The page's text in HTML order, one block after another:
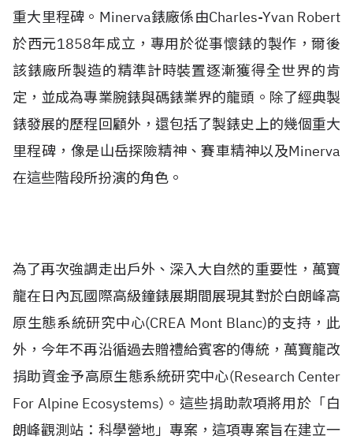
重大里程碑。Minerva錶廠係由Charles-Yvan Robert
於西元1858年成立，專用於從事懷錶的製作，爾後
該錶廠所製造的精準計時裝置逐漸獲得全世界的肯
定，並成為專業腕錶與碼錶業界的龍頭。除了經典製
錶發展的歷程回顧外，還包括了製錶史上的幾個重大
里程碑，像是山岳探險精神、賽車精神以及Minerva
在這些階段所扮演的角色。
為了再次強調走出戶外、深入大自然的重要性，萬寶
龍在日內瓦國際高級鐘錶展期間展現其對於白朗峰高
原生態系統研究中心(CREA Mont Blanc)的支持，此
外，今年不再沿循過去贈禮給賓客的傳統，萬寶龍改
捐助資金予高原生態系統研究中心(Research Center
For Alpine Ecosystems)。這些捐助款項將用於「白
朗峰觀測站：科學營地」專案，這項專案旨在建立一